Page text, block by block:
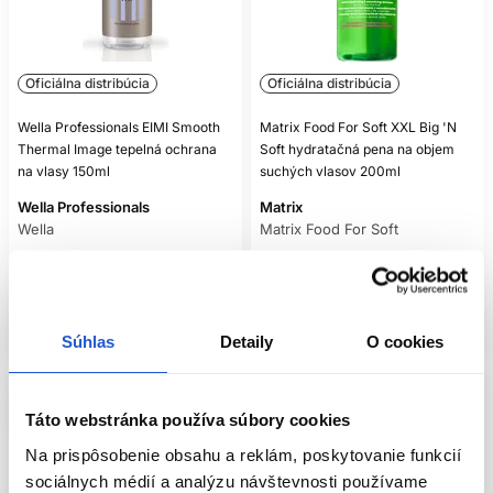
Súhlas Detaily O cookies
Táto webstránka používa súbory cookies
Na prispôsobenie obsahu a reklám, poskytovanie funkcií
sociálnych médií a analýzu návštevnosti používame
Žehlenie vlhkých vlasov, maximum na regulátore, príliš veľké
sekcie a opakované prechody patria medzi najčastejšie
problémy. Veľká sekcia sa nezahreje rovnomerne, preto
používateľ často zvýši teplotu alebo prechádza opakovane.
povrch kulmy pravidelne čistite podľa návodu; nános
produktu môže spôsobovať nerovnomerný sklz a lokálne
prehrievanie.
KEDY STYLING S TEPLOM
OBMEDZIŤ
Ak sa vlasy za mokra nadmerne naťahujú, výrazne lámu,
majú drsný povrch alebo sa po chemickej službe správajú
šetrnejšie sušenie, voľné účesy a kondicionovanie. Tepelná
Oficiálna distribúcia
Wella Professionals EIMI Smooth
Thermal Image tepelná ochrana
na vlasy 150ml
Wella Professionals
Wella
Oficiálna distribúcia
Matrix Food For Soft XXL Big 'N
Soft hydratačná pena na objem
suchých vlasov 200ml
Matrix
Matrix Food For Soft